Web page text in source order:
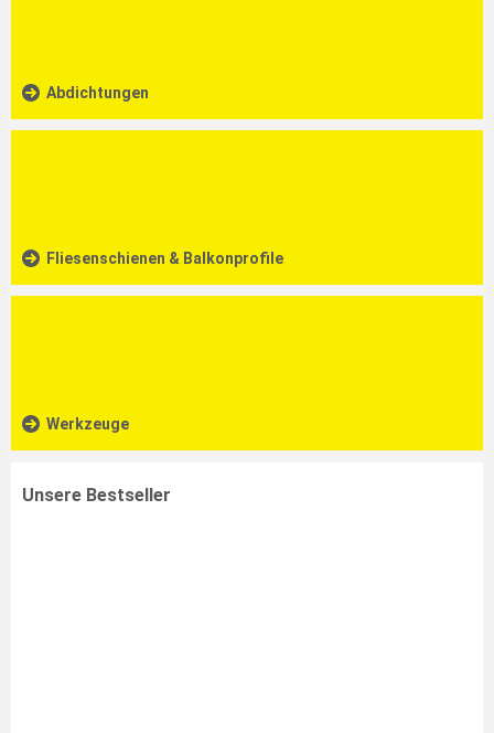
Abdichtungen
Fliesenschienen & Balkonprofile
Werkzeuge
Unsere Bestseller